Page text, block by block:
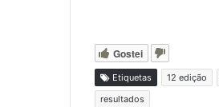
Gostei
Etiquetas 12 edição
resultados